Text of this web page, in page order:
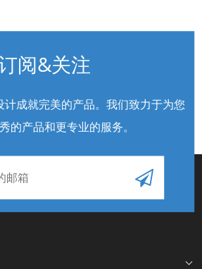
阅&关注
计成就完美的产品。我们致力于为您
的产品和更专业的服务。